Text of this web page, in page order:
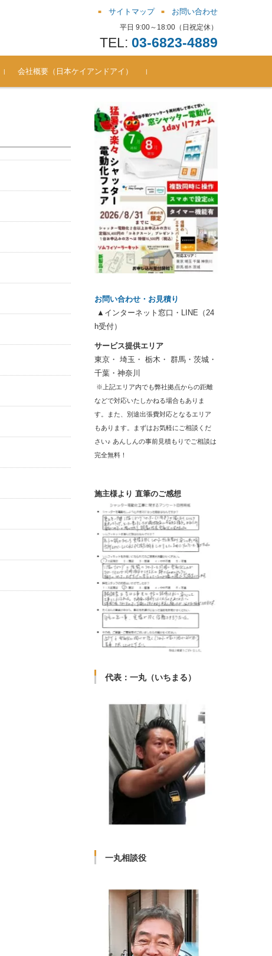
サイトマップ お問い合わせ
平日 9:00～18:00（日祝定休）
TEL: 03-6823-4889
会社概要（日本ケイアンドアイ）
ター電動化/後付通風雨戸 ほ
ムBlog（201810-201711）
ムBlog（201711-201612）
ムBlog（201612-201510）
ムBlog（201510-201410）
ムBlog（201410-201312）
ムBlog（201312-201305）
お問い合わせ・お見積り
▲インターネット窓口・LINE（24
h受付）
サービス提供エリア
東京・ 埼玉・ 栃木・ 群馬・茨城・
千葉・神奈川
※上記エリア内でも弊社拠点からの距離
などで対応いたしかねる場合もありま
す。また、別途出張費対応となるエリア
もあります。まずはお気軽にご相談くだ
さい♪ あんしんの事前見積もりでご相談は
完全無料！
施主様より 直筆のご感想
代表：一丸（いちまる）
一丸相談役